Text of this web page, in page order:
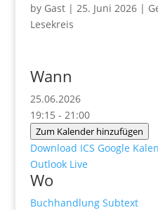
by Gast| 25. Juni 2026|
Lesekreis
Wann
25.06.2026
19:15 - 21:00
Zum Kalender hinzufügen
Download ICS Google
Outlook Live
Wo
Buchhandlung Subtext